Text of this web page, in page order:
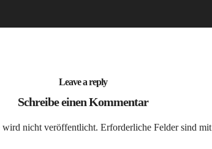
Leave a reply
Schreibe einen Kommentar
nicht veröffentlicht. Erforderliche Felder sind mit